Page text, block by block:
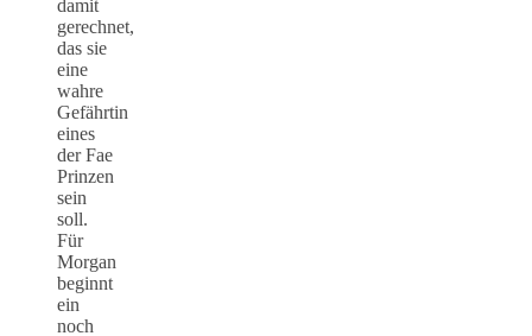
damit
gerechnet,
das sie
eine
wahre
Gefährtin
eines
der Fae
Prinzen
sein
soll.
Für
Morgan
beginnt
ein
noch